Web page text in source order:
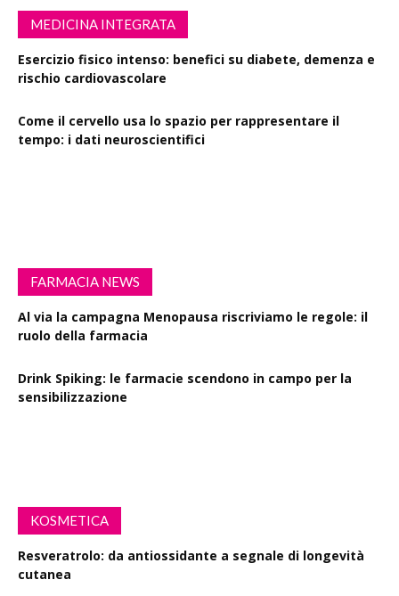
MEDICINA INTEGRATA
Esercizio fisico intenso: benefici su diabete, demenza e
rischio cardiovascolare
Come il cervello usa lo spazio per rappresentare il
tempo: i dati neuroscientifici
FARMACIA NEWS
Al via la campagna Menopausa riscriviamo le regole: il
ruolo della farmacia
Drink Spiking: le farmacie scendono in campo per la
sensibilizzazione
KOSMETICA
Resveratrolo: da antiossidante a segnale di longevità
cutanea